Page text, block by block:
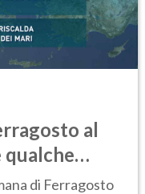
al
qualche
di Ferragosto